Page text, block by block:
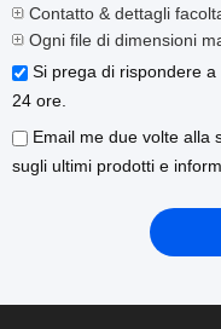
Contatto & dettagli
Ogni file di dimensioni
Si prega di rispondere
24 ore.
Email me due volte alla
sugli ultimi prodotti e